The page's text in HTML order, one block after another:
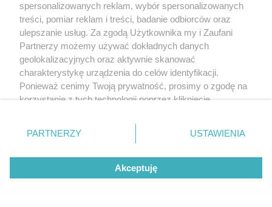
krytykę zasługują, jeżeli nie próbuje się ich
zrozumieć i umieścić w odpowiednim kontekście.
Dorota Leśniak-Rychlak dobrze pokazuje
mechanizm uproszczenia, z którym w
architektonicznej debacie spotykamy się nad
wyraz często, na przykładzie obecnego w
środowiska architektoniczne archetypu dworu. Za
Martą Leśniakowską wskazuje na pojemność i
inkluzywność tego archetypu już u zarania, czyli
spersonalizowanych reklam, wybór spersonalizowanych
treści, pomiar reklam i treści, badanie odbiorców oraz
ulepszanie usług. Za zgodą Użytkownika my i Zaufani
Partnerzy możemy używać dokładnych danych
geolokalizacyjnych oraz aktywnie skanować
charakterystykę urządzenia do celów identyfikacji.
Ponieważ cenimy Twoją prywatność, prosimy o zgodę na
korzystanie z tych technologii poprzez kliknięcie
zmienić/wycofać klikając przycisk ustawień prywatności
znajdujący się w lewym dolnym rogu strony
rodzaje przetwarzania danych nie wymagają zgody
użytkownika, ale masz prawo sprzeciwić się takiemu
przetwarzaniu. Preferencje będą miały zastosowanie tylko
PARTNERZY USTAWIENIA
Akceptuję